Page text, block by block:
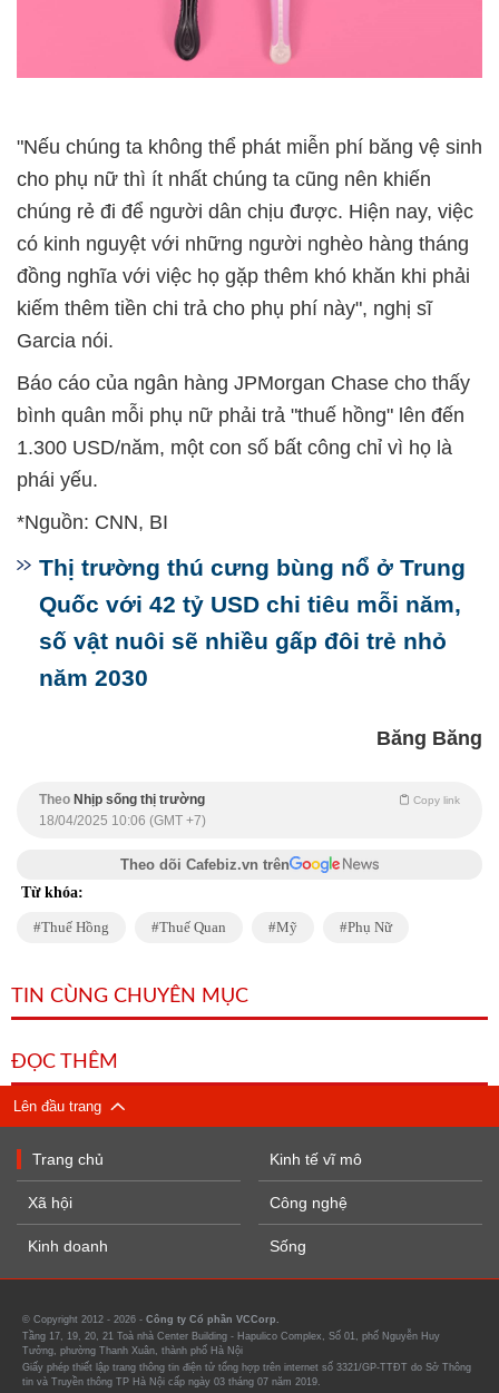
"Nếu chúng ta không thể phát miễn phí băng vệ sinh
cho phụ nữ thì ít nhất chúng ta cũng nên khiến
chúng rẻ đi để người dân chịu được. Hiện nay, việc
có kinh nguyệt với những người nghèo hàng tháng
đồng nghĩa với việc họ gặp thêm khó khăn khi phải
kiếm thêm tiền chi trả cho phụ phí này", nghị sĩ
Garcia nói.
Báo cáo của ngân hàng JPMorgan Chase cho thấy
bình quân mỗi phụ nữ phải trả "thuế hồng" lên đến
1.300 USD/năm, một con số bất công chỉ vì họ là
phái yếu.
*Nguồn: CNN, BI
Thị trường thú cưng bùng nổ ở Trung
Quốc với 42 tỷ USD chi tiêu mỗi năm,
số vật nuôi sẽ nhiều gấp đôi trẻ nhỏ
năm 2030
Băng Băng
Theo Nhịp sống thị trường Copy link
18/04/2025 10:06 (GMT +7)
Theo dõi Cafebiz.vn trên
Từ khóa:
Thuế Hồng Thuế Quan Mỹ Phụ Nữ
TIN CÙNG CHUYÊN MỤC
ĐỌC THÊM
Lên đầu trang
Trang chủ
Xã hội
Kinh doanh
Kinh tế vĩ mô
Công nghệ
Sống
© Copyright 2012 - 2026 - Công ty Cổ phần VCCorp.
Tầng 17, 19, 20, 21 Toà nhà Center Building - Hapulico Complex, Số 01, phố Nguyễn Huy
Tưởng, phường Thanh Xuân, thành phố Hà Nội
Giấy phép thiết lập trang thông tin điện tử tổng hợp trên internet số 3321/GP-TTĐT do Sở Thông
tin và Truyền thông TP Hà Nội cấp ngày 03 tháng 07 năm 2019.